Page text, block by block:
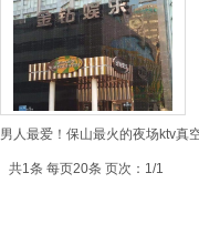
男人最爱！保山最火的夜场ktv真
共1条 每页20条 页次：1/1